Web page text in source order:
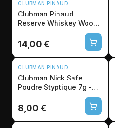
CLUBMAN PINAUD
Clubman Pinaud
Reserve Whiskey Woods
14,00 €
CLUBMAN PINAUD
Clubman Nick Safe
Poudre Styptique 7g -
Anti-coupure Rasage
Pro
8,00 €